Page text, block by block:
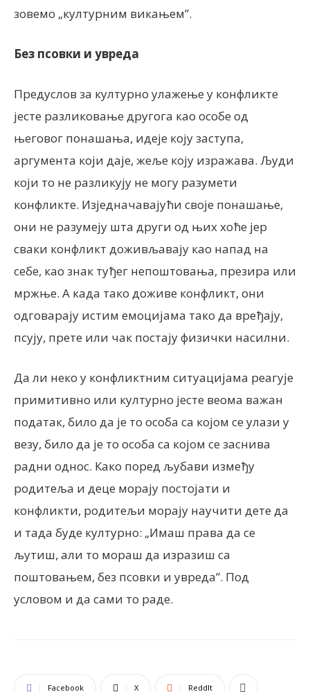
зовемо „културним викањем”.
Без псовки и увреда
Предуслов за културно улажење у конфликте
јесте разликовање другога као особе од
његовог понашања, идеје коју заступа,
аргумента који даје, жеље коју изражава. Људи
који то не разликују не могу разумети
конфликте. Изједначавајући своје понашање,
они не разумеју шта други од њих хоће јер
сваки конфликт доживљавају као напад на
себе, као знак туђег непоштовања, презира или
мржње. А када тако доживе конфликт, они
одговарају истим емоцијама тако да вређају,
псују, прете или чак постају физички насилни.
Да ли неко у конфликтним ситуацијама реагује
примитивно или културно јесте веома важан
податак, било да је то особа са којом се улази у
везу, било да је то особа са којом се заснива
радни однос. Како поред љубави између
родитеља и деце морају постојати и
конфликти, родитељи морају научити дете да
и тада буде културно: „Имаш права да се
љутиш, али то мораш да изразиш са
поштовањем, без псовки и увреда”. Под
условом и да сами то раде.
Facebook X ReddIt